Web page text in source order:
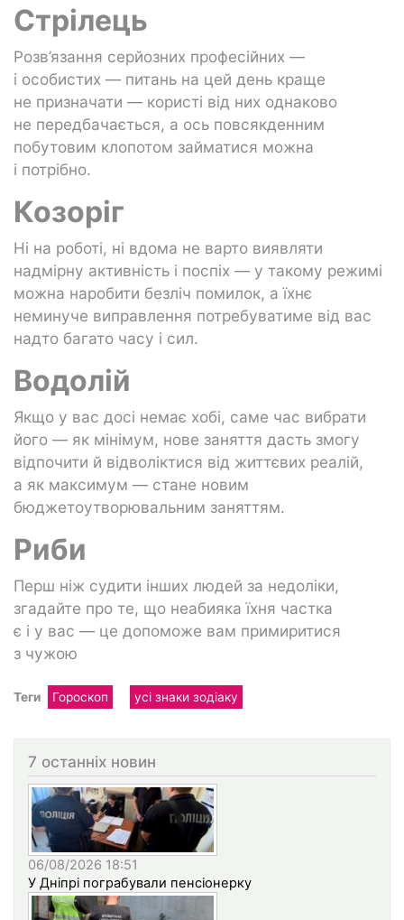
Стрілець
Розв’язання серйозних професійних —
і особистих — питань на цей день краще
не призначати — користі від них однаково
не передбачається, а ось повсякденним
побутовим клопотом займатися можна
і потрібно.
Козоріг
Ні на роботі, ні вдома не варто виявляти
надмірну активність і поспіх — у такому режимі
можна наробити безліч помилок, а їхнє
неминуче виправлення потребуватиме від вас
надто багато часу і сил.
Водолій
Якщо у вас досі немає хобі, саме час вибрати
його — як мінімум, нове заняття дасть змогу
відпочити й відволіктися від життєвих реалій,
а як максимум — стане новим
бюджетоутворювальним заняттям.
Риби
Перш ніж судити інших людей за недоліки,
згадайте про те, що неабияка їхня частка
є і у вас — це допоможе вам примиритися
з чужою
Теги Гороскоп усі знаки зодіаку
7 останніх новин
06/08/2026 18:51
У Дніпрі пограбували пенсіонерку